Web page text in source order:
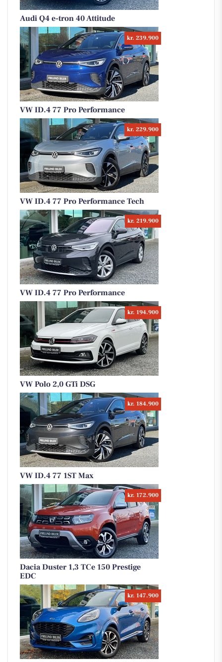
Audi Q4 e-tron 40 Attitude
kr. 239.900
VW ID.4 77 Pro Performance
kr. 229.900
VW ID.4 77 Pro Performance Tech
kr. 219.900
VW ID.4 77 Pro Performance
kr. 194.900
VW Polo 2,0 GTi DSG
kr. 184.900
VW ID.4 77 1ST Max
kr. 172.900
Dacia Duster 1,3 TCe 150 Prestige
EDC
kr. 147.900